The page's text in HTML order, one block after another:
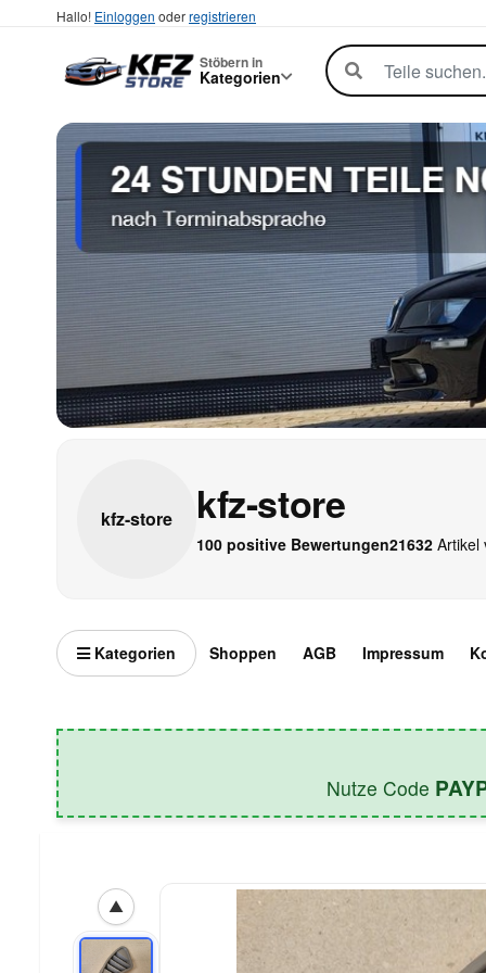
Hallo! Einloggen oderregistrieren
Stöbern in
Kategorien
kfz-store kfz-store
100 positive Bewertungen21632 Artikel
Kategorien Shoppen AGB Impressum
Nutze Code
▲